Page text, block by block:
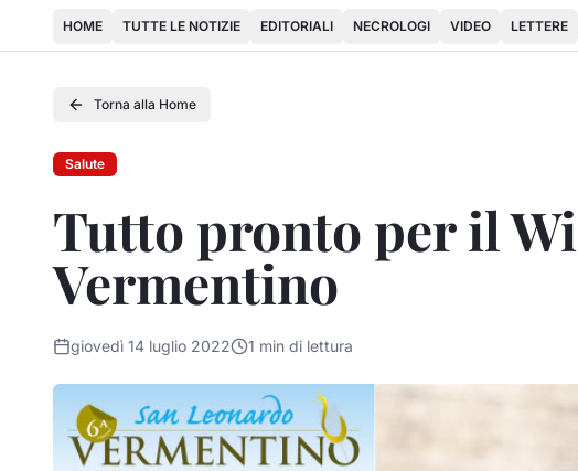
HOME TUTTE LE NOTIZIE EDITORIALI NECROLOGI VIDEO LETTERE
Torna alla Home
Salute
Tutto pronto per il
Vermentino
giovedì 14 luglio 2022 1 min di lettura